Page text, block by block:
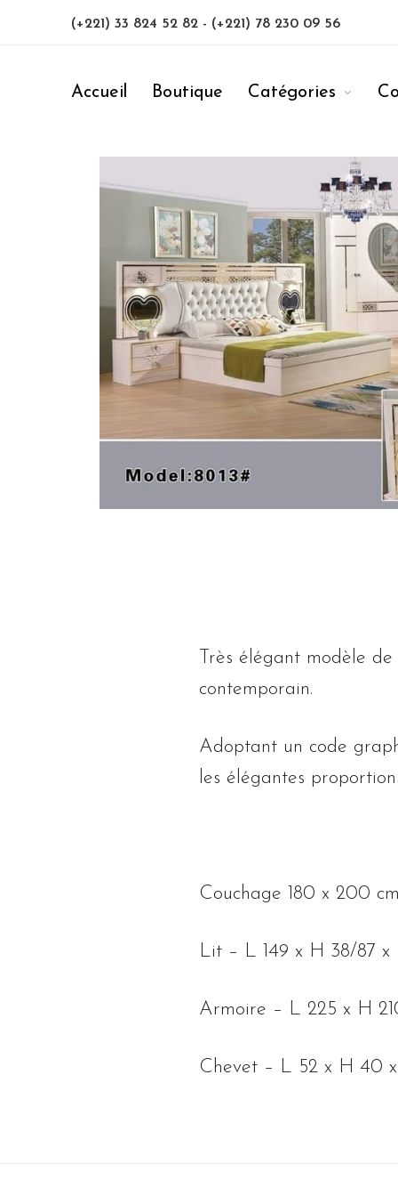
(+221) 33 824 52 82 - (+221) 78 230 09 56
Accueil Boutique Catégories
Très élégant modèle
contemporain.
Adoptant un code
les élégantes
Couchage 180 x 200
Lit – L 149 x H 38/87 x
Armoire – L 225 x H
Chevet – L 52 x H 40